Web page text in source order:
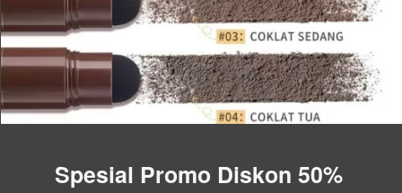
Spesial Promo Diskon 50%